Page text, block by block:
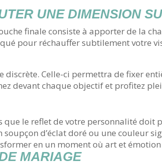
UNE DIMENSION
finale consiste à apporter de la
pour réchauffer subtilement votre
Celle-ci permettra de fixer
devant chaque objectif et profitez
que le reflet de votre personnalité
d’éclat doré ou une couleur
en un moment où art et
MARIAGE